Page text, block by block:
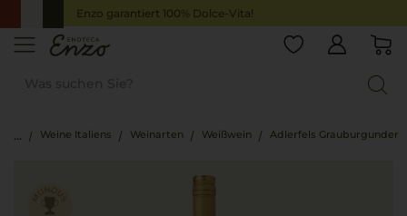
Enzo garantiert 100% Dolce-Vita!
Weine Italiens Weinarten Weißwein Adlerfels Grauburgunder